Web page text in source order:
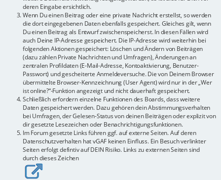
deren Eingabe ersichtlich.
Wenn Du einen Beitrag oder eine private Nachricht erstellst, so werden
die dort eingegebenen Daten ebenfalls gespeichert. Gleiches gilt, wenn
Du einen Beitrag als Entwurf zwischenspeicherst. In diesen Fällen wird
auch Deine IP-Adresse gespeichert. Die IP-Adresse wird weiterhin bei
folgenden Aktionen gespeichert: Löschen und Ändern von Beiträgen
(dazu zählen Private Nachrichten und Umfragen), Änderungen an
zentralen Profildaten (E-Mail-Adresse, Kontoaktivierung, Benutzer-
Passwort) und gescheiterte Anmeldeversuche. Die von Deinem Browser
übermittelte Browser-Kennzeichnung (User Agent) wird nur in der „Wer
ist online?“-Funktion angezeigt und nicht dauerhaft gespeichert.
Schließlich erfordern einzelne Funktionen des Boards, dass weitere
Daten gespeichert werden. Dazu gehören dein Abstimmungsverhalten
bei Umfragen, der Gelesen-Status von deinen Beiträgen oder explizit von
dir gesetzte Lesezeichen oder Benachrichtigungsfunktionen.
Im Forum gesetzte Links führen ggf. auf externe Seiten. Auf deren
Datenschutzverhalten hat vGAF keinen Einfluss. Ein Besuch verlinkter
Seiten erfolgt defintiv auf DEIN Risiko. Links zu externen Seiten sind
durch dieses Zeichen